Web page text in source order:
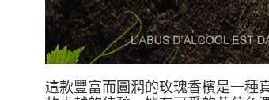
這款豐富而圓潤的玫瑰香檳是一